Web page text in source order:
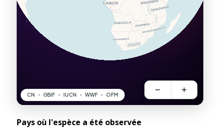
Pays où l'espèce a été observée